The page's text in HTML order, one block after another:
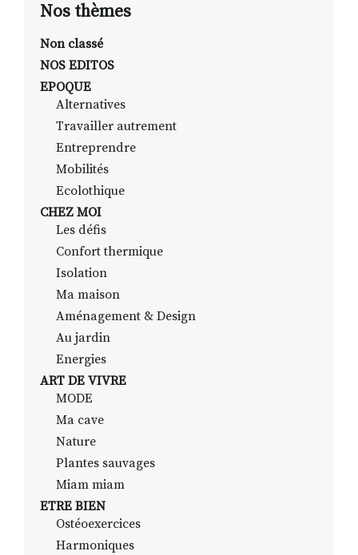
RECHERCHER
S'INSCRIRE À LA NEWSLETTER
Nos thèmes
Non classé
NOS EDITOS
EPOQUE
Alternatives
Travailler autrement
Entreprendre
Mobilités
Ecolothique
CHEZ MOI
Les défis
Confort thermique
Isolation
Ma maison
Aménagement & Design
Au jardin
Energies
ART DE VIVRE
MODE
Ma cave
Nature
Plantes sauvages
Miam miam
ETRE BIEN
Ostéoexercices
Harmoniques